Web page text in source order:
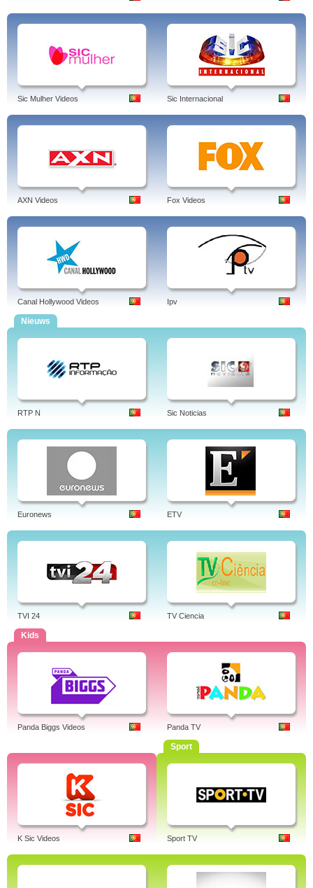
Sic Mulher Videos Sic Internacional
AXN Videos Fox Videos
Canal Hollywood Videos Ipv
Nieuws
RTP N Sic Noticias
Euronews ETV
TVI 24 TV Ciencia
Kids
Panda Biggs Videos Panda TV
K Sic Videos
Sport
Sport TV